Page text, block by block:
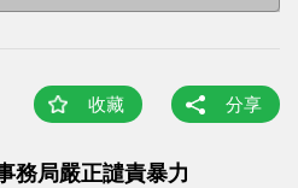
收藏 分享
務局嚴正譴責暴力